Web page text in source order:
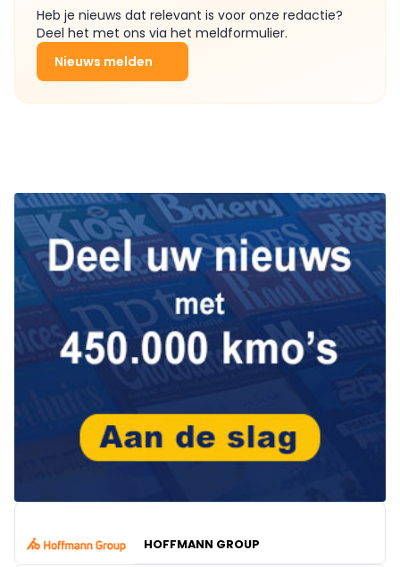
Heb je nieuws dat relevant is voor onze redactie?
Deel het met ons via het meldformulier.
Nieuws melden
HOFFMANN GROUP